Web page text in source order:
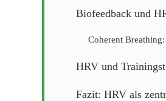
Biofeedback und
Coherent
HRV und
Fazit: HRV als